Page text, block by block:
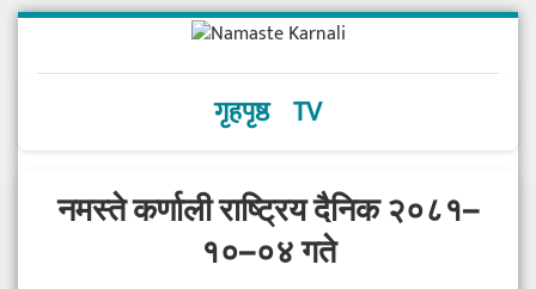
गृहपृष्ठ TV
नमस्ते कर्णाली राष्ट्रिय दैनिक २०८१–
१०–०४ गते